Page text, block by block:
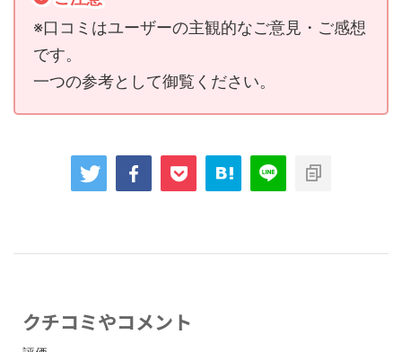
※口コミはユーザーの主観的なご意見・ご感想
です。
一つの参考として御覧ください。
クチコミやコメント